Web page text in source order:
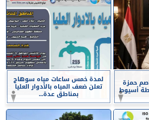
حمزة
أسيوط
لمدة خمس ساعات مياه سوهاج
تعلن ضعف المياه بالأدوار العليا
بمناطق عدة...